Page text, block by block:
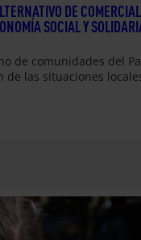
DE
SOCIAL Y
de comunidades del
las situaciones